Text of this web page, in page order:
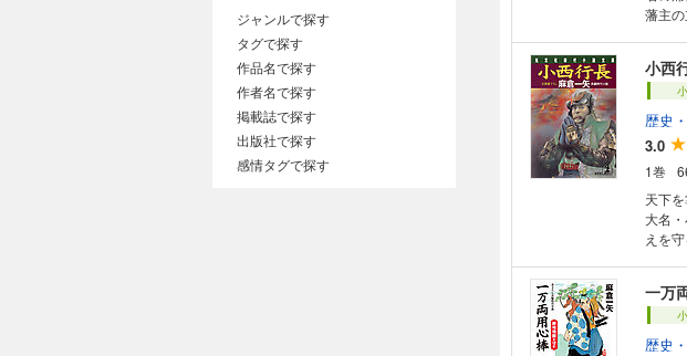
藩主
保十
は、
合、
影目
小西
歴史
3.0
1巻
天下
大名
えを
ロマ
一万
歴史
ジャンルで探す
タグで探す
作品名で探す
作者名で探す
掲載誌で探す
出版社で探す
感情タグで探す